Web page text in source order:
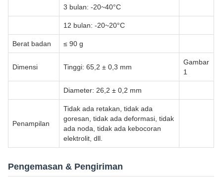
3 bulan: -20~40°C
12 bulan: -20~20°C
Berat badan ≤ 90 g
Dimensi Tinggi: 65,2 ± 0,3 mm
Gambar
1
Diameter: 26,2 ± 0,2 mm
Penampilan
Tidak ada retakan, tidak ada
goresan, tidak ada deformasi, tidak
ada noda, tidak ada kebocoran
elektrolit, dll.
Pengemasan & Pengiriman